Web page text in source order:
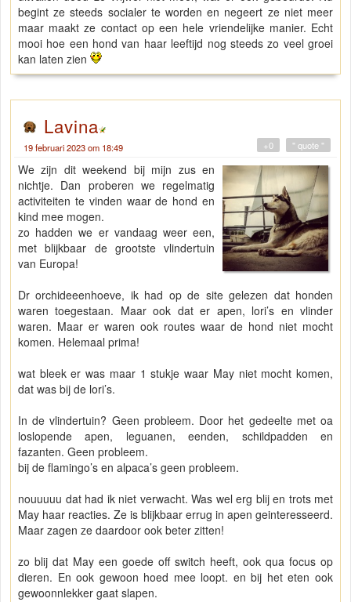
begint ze steeds socialer te worden en negeert ze niet meer
maar maakt ze contact op een hele vriendelijke manier. Echt
mooi hoe een hond van haar leeftijd nog steeds zo veel groei
kan laten zien
Lavina
19 februari 2023 om 18:49 " quote "
+0
We zijn dit weekend bij mijn zus en
nichtje. Dan proberen we regelmatig
activiteiten te vinden waar de hond en
kind mee mogen.
zo hadden we er vandaag weer een,
met blijkbaar de grootste vlindertuin
van Europa!
Dr orchideeenhoeve, ik had op de site gelezen dat honden
waren toegestaan. Maar ook dat er apen, lori’s en vlinder
waren. Maar er waren ook routes waar de hond niet mocht
komen. Helemaal prima!
wat bleek er was maar 1 stukje waar May niet mocht komen,
dat was bij de lori’s.
In de vlindertuin? Geen probleem. Door het gedeelte met oa
loslopende apen, leguanen, eenden, schildpadden en
fazanten. Geen probleem.
bij de flamingo’s en alpaca’s geen probleem.
nouuuuu dat had ik niet verwacht. Was wel erg blij en trots met
May haar reacties. Ze is blijkbaar errug in apen geinteresseerd.
Maar zagen ze daardoor ook beter zitten!
zo blij dat May een goede off switch heeft, ook qua focus op
dieren. En ook gewoon hoed mee loopt. en bij het eten ook
gewoonnlekker gaat slapen.